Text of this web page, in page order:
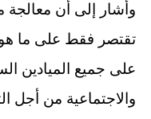
وأشار إلى أن معالجة
تقتصر فقط على ما هو
على جميع الميادين
والاجتماعية من أجل